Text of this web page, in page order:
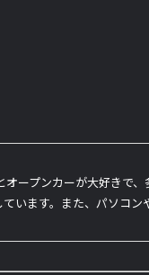
オープンカーが大好きで
います。また、パソコン